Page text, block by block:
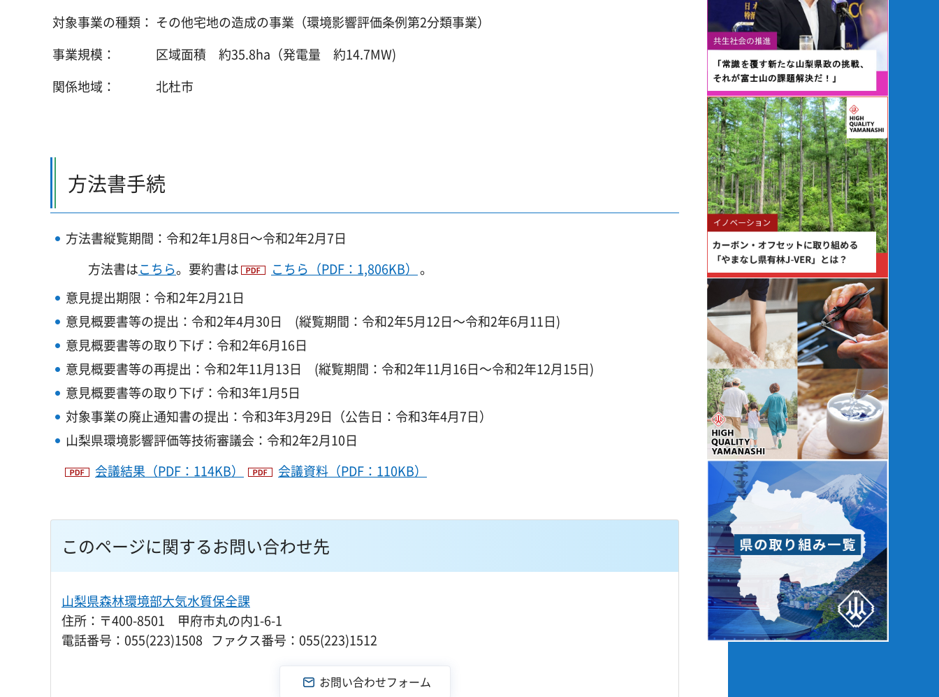
対象事業の種類： その他宅地の造成の事業（環境影響評価条例第2分類事業）
事業規模：
区域面積 約35.8ha（発電量 約14.7MW)
関係地域：
北杜市
方法書手続
方法書縦覧期間：令和2年1月8日～令和2年2月7日
方法書はこちら。要約書は こちら（PDF：1,806KB） 。
意見提出期限：令和2年2月21日
意見概要書等の提出：令和2年4月30日 (縦覧期間：令和2年5月12日～令和2年6月11日)
意見概要書等の取り下げ：令和2年6月16日
意見概要書等の再提出：令和2年11月13日 (縦覧期間：令和2年11月16日～令和2年12月15日)
意見概要書等の取り下げ：令和3年1月5日
対象事業の廃止通知書の提出：令和3年3月29日（公告日：令和3年4月7日）
山梨県環境影響評価等技術審議会：令和2年2月10日
会議結果（PDF：114KB）
会議資料（PDF：110KB）
このページに関するお問い合わせ先
山梨県森林環境部大気水質保全課
住所：〒400-8501 甲府市丸の内1-6-1
電話番号：055(223)1508 ファクス番号：055(223)1512